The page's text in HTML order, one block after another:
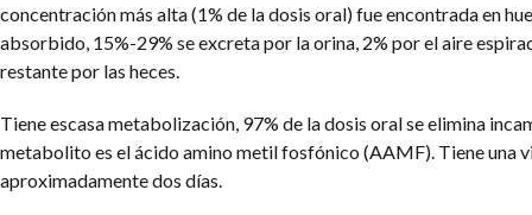
concentración más alta (1% de la dosis oral) fue encontrada en
absorbido, 15%-29% se excreta por la orina, 2% por el aire
restante por las heces.
Tiene escasa metabolización, 97% de la dosis oral se elimina
metabolito es el ácido amino metil fosfónico (AAMF). Tiene una
aproximadamente dos días.